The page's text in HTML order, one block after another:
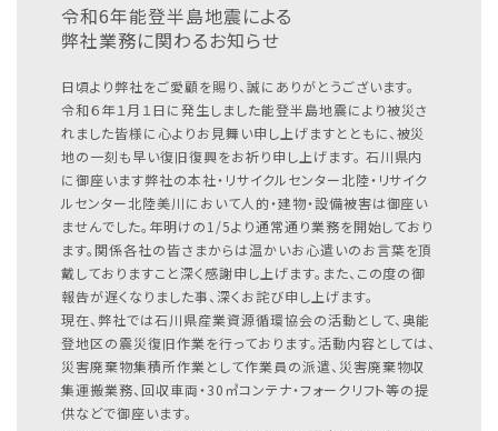
令和6年能登半島地震による
弊社業務に関わるお知らせ
日頃より弊社をご愛顧を賜り、誠にありがとうございます。
令和６年１月１日に発生しました能登半島地震により被災さ
れました皆様に心よりお見舞い申し上げますとともに、被災
地の一刻も早い復旧復興をお祈り申し上げます。 石川県内
に御座います弊社の本社・リサイクルセンター北陸・リサイク
ルセンター北陸美川において人的・建物・設備被害は御座い
ませんでした。年明けの1/5より通常通り業務を開始しており
ます。関係各社の皆さまからは温かいお心遣いのお言葉を頂
戴しておりますこと深く感謝申し上げます。また、この度の御
報告が遅くなりました事、深くお詫び申し上げます。
現在、弊社では石川県産業資源循環協会の活動として、奥能
登地区の震災復旧作業を行っております。活動内容としては、
災害廃棄物集積所作業として作業員の派遣、災害廃棄物収
集運搬業務、回収車両・30㎥コンテナ・フォークリフト等の提
供などで御座います。